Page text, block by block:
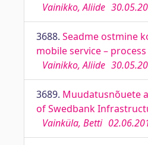
Vainikko, Aliide
3688. Seadme ostmine
mobile service –
Vainikko, Aliide
3689. Muudatusnõuete
of Swedbank
Vainküla, Betti